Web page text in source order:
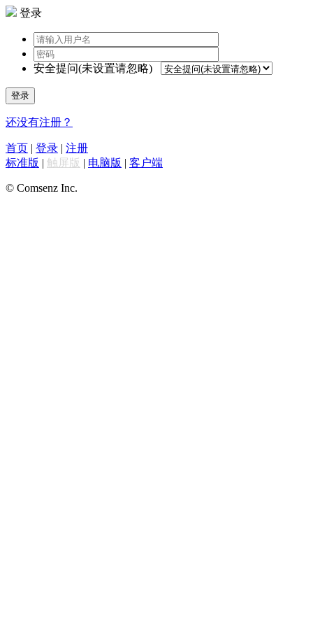
登录
安全提问(未设置请忽略)
登录
还没有注册？
首页 | 登录 | 注册
标准版 | 触屏版 | 电脑版 | 客户端
© Comsenz Inc.